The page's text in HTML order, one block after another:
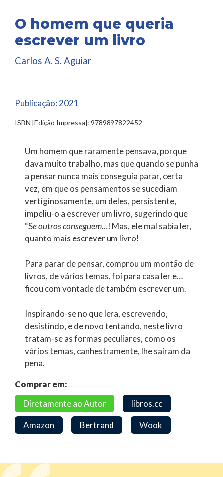
O homem que queria
escrever um livro
Carlos A. S. Aguiar
Publicação:2021
ISBN [Edição Impressa]: 9789897822452
Um homem que raramente pensava, porque
dava muito trabalho, mas que quando se punha
a pensar nunca mais conseguia parar, certa
vez, em que os pensamentos se sucediam
vertiginosamente, um deles, persistente,
impeliu-o a escrever um livro, sugerindo que
“Se outros conseguem…! Mas, ele mal sabia ler,
quanto mais escrever um livro!
Para parar de pensar, comprou um montão de
livros, de vários temas, foi para casa ler e…
ficou com vontade de também escrever um.
Inspirando-se no que lera, escrevendo,
desistindo, e de novo tentando, neste livro
tratam-se as formas peculiares, como os
vários temas, canhestramente, lhe saíram da
pena.
Comprar em:
Diretamente ao Autor
libros.cc
Amazon Bertrand Wook